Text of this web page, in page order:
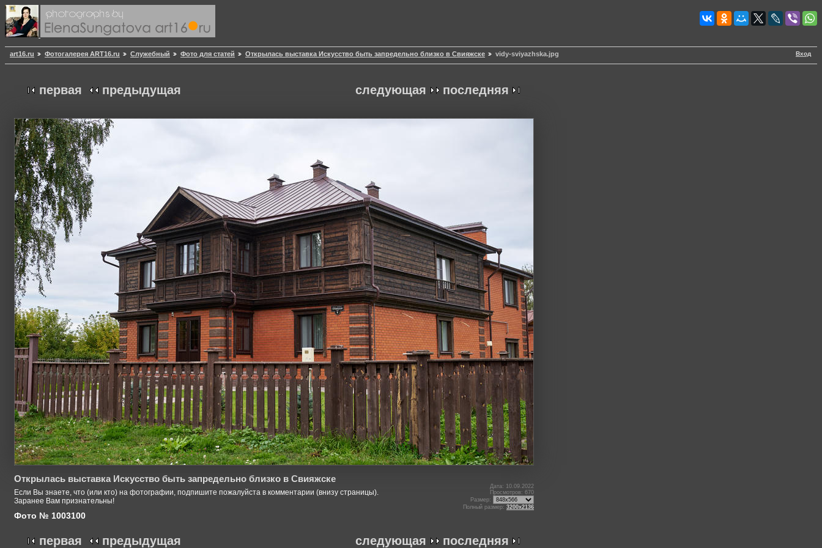
Вход
art16.ru Фотогалерея ART16.ru Служебный Фото для статей Открылась выставка Искусство быть запредельно близко в Свияжске vidy-sviyazhska.jpg
следующая последняя
первая предыдущая
Открылась выставка Искусство быть запредельно близко в Свияжске
Если Вы знаете, что (или кто) на фотографии, подпишите пожалуйста в комментарии (внизу страницы).
Заранее Вам признательны!
Фото № 1003100
Дата: 10.09.2022
Просмотров: 670
Размер:
Полный размер: 3200x2136
следующая последняя
первая предыдущая